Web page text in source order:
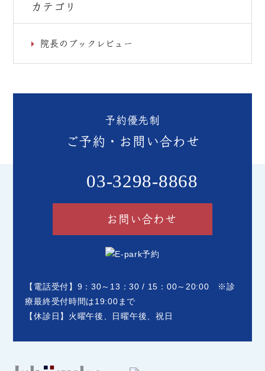
カテゴリ
院長のブックレビュー
予約優先制
ご予約・お問い合わせ
03-3298-8868
お問い合わせ
【電話受付】9：30～13：30 / 15：00～20:00 ※診
療最終受付時間は19:00まで
【休診日】火曜午後、日曜午後、祝日